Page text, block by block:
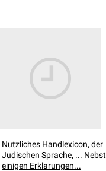
Nutzliches Handlexicon, der
Judischen Sprache, ... Nebst
einigen Erklarungen...